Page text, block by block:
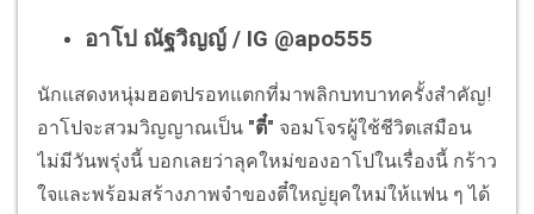
อาโป ณัฐวิญญ์ / IG @apo555
นักแสดงหนุ่มฮอตปรอทแตกที่มาพลิกบทบาทครั้งสำคัญ!
อาโปจะสวมวิญญาณเป็น "ตี๋" จอมโจรผู้ใช้ชีวิตเสมือน
ไม่มีวันพรุ่งนี้ บอกเลยว่าลุคใหม่ของอาโปในเรื่องนี้ กร้าว
ใจและพร้อมสร้างภาพจำของตี๋ใหญ่ยุคใหม่ให้แฟน ๆ ได้